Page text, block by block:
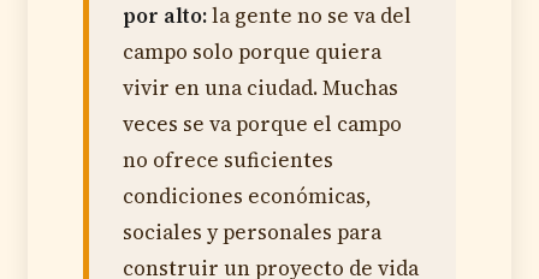
por alto:la gente no se va del
campo solo porque quiera
vivir en una ciudad. Muchas
veces se va porque el campo
no ofrece suficientes
condiciones económicas,
sociales y personales para
construir un proyecto de vida